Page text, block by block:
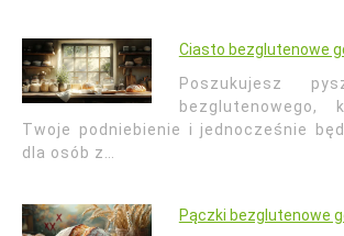
Ciasto bezglutenowe
Poszukujesz
bezglutenowego,
Twoje podniebienie i jednocześnie
dla osób z…
Pączki bezglutenowe